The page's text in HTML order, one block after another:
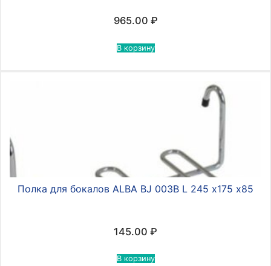
965.00 ₽
В корзину
Полка для бокалов ALBA BJ 003В L 245 х175 х85
145.00 ₽
В корзину